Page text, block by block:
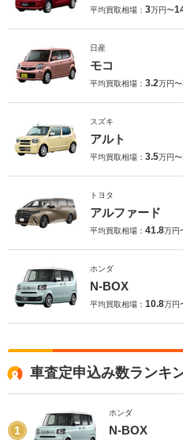
平均買取相場： 3万円〜
日産
モコ
平均買取相場： 3.2万円〜
スズキ
アルト
平均買取相場： 3.5万円〜
トヨタ
アルファード
平均買取相場： 41.8万円
ホンダ
N-BOX
平均買取相場： 10.8万円
車査定申込み数ランキ
1
ホンダ
N-BOX